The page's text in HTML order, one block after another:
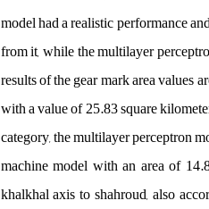
model had a realistic performance
from it, while the multilayer
results of the gear mark area values
with a value of 25.83 square
category, the multilayer perceptron
machine model with an area of
khalkhal axis to shahroud, also